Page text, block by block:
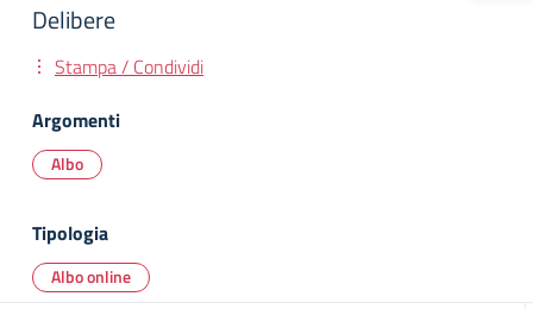
Delibere
Stampa / Condividi
Argomenti
Albo
Tipologia
Albo online